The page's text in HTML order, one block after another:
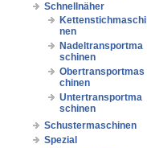
Schnellnäher
Kettenstichmaschi
nen
Nadeltransportma
schinen
Obertransportmas
chinen
Untertransportma
schinen
Schustermaschinen
Spezial